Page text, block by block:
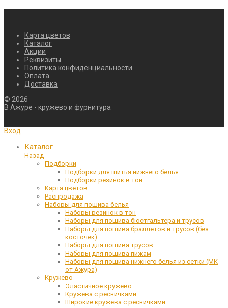
Карта цветов
Каталог
Акции
Реквизиты
Политика конфиденциальности
Оплата
Доставка
© 2026
В Ажуре - кружево и фурнитура
Вход
Каталог
Назад
Подборки
Подборки для шитья нижнего белья
Подборки резинок в тон
Карта цветов
Распродажа
Наборы для пошива белья
Наборы резинок в тон
Наборы для пошива бюстгальтера и трусов
Наборы для пошива браллетов и трусов (без
косточек)
Наборы для пошива трусов
Наборы для пошива пижам
Наборы для пошива нижнего белья из сетки (МК
от Ажура)
Кружево
Эластичное кружево
Кружева с ресничками
Широкие кружева с ресничками